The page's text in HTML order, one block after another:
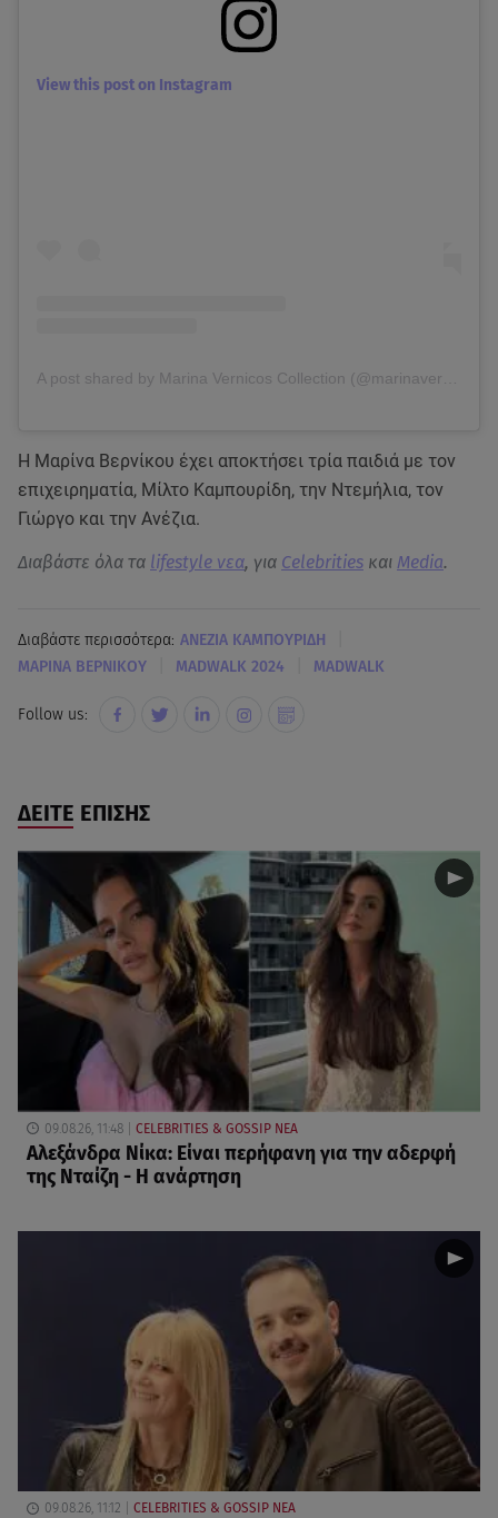
View this post on Instagram
A post shared by Marina Vernicos Collection (@marinavernicos)
H Μαρίνα Βερνίκου έχει αποκτήσει τρία παιδιά με τον
επιχειρηματία, Μίλτο Καμπουρίδη, την Ντεμήλια, τον
Γιώργο και την Ανέζια.
Διαβάστε όλα τα lifestyle νεα, για Celebrities και Media.
Διαβάστε περισσότερα: ΑΝΕΖΙΑ ΚΑΜΠΟΥΡΙΔΗ
ΜΑΡΙΝΑ ΒΕΡΝΙΚΟΥ MADWALK 2024 MADWALK
Follow us:
ΔΕΙΤΕ ΕΠΙΣΗΣ
09.08.26, 11:48 CELEBRITIES & GOSSIP ΝΕΑ
Αλεξάνδρα Νίκα: Είναι περήφανη για την αδερφή
της Νταίζη - Η ανάρτηση
09.08.26, 11:12 CELEBRITIES & GOSSIP ΝΕΑ